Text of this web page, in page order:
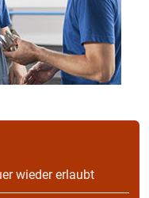
wieder erlaubt